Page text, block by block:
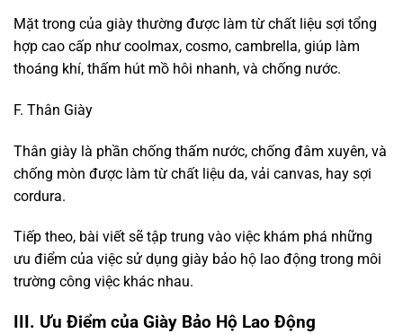
Mặt trong của giày thường được làm từ chất liệu sợi tổng
hợp cao cấp như coolmax, cosmo, cambrella, giúp làm
thoáng khí, thấm hút mồ hôi nhanh, và chống nước.
F. Thân Giày
Thân giày là phần chống thấm nước, chống đâm xuyên, và
chống mòn được làm từ chất liệu da, vải canvas, hay sợi
cordura.
Tiếp theo, bài viết sẽ tập trung vào việc khám phá những
ưu điểm của việc sử dụng giày bảo hộ lao động trong môi
trường công việc khác nhau.
III. Ưu Điểm của Giày Bảo Hộ Lao Động